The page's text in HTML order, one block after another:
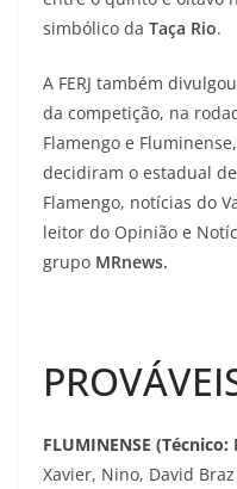
simbólico da Taça Rio.
A FERJ também
da competição, na
Flamengo e
decidiram o estadual
Flamengo, notícias do
leitor do Opinião e
grupo MRnews.
FLUMINENSE
Xavier, Nino, David